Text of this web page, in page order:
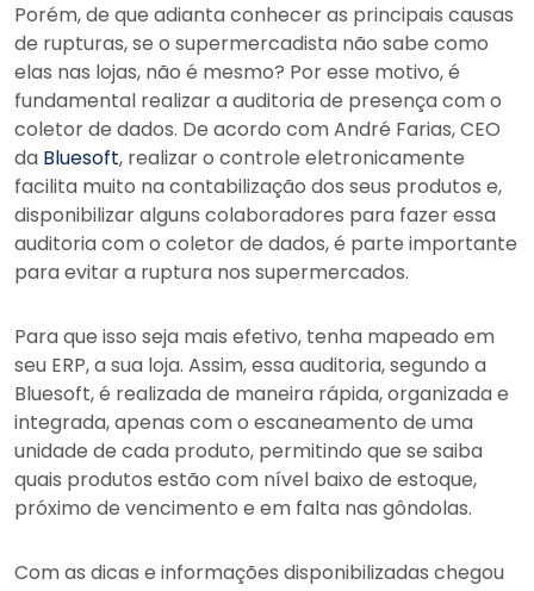
Porém, de que adianta conhecer as principais causas
de rupturas, se o supermercadista não sabe como
elas nas lojas, não é mesmo? Por esse motivo, é
fundamental realizar a auditoria de presença com o
coletor de dados. De acordo com André Farias, CEO
da Bluesoft, realizar o controle eletronicamente
facilita muito na contabilização dos seus produtos e,
disponibilizar alguns colaboradores para fazer essa
auditoria com o coletor de dados, é parte importante
para evitar a ruptura nos supermercados.
Para que isso seja mais efetivo, tenha mapeado em
seu ERP, a sua loja. Assim, essa auditoria, segundo a
Bluesoft, é realizada de maneira rápida, organizada e
integrada, apenas com o escaneamento de uma
unidade de cada produto, permitindo que se saiba
quais produtos estão com nível baixo de estoque,
próximo de vencimento e em falta nas gôndolas.
Com as dicas e informações disponibilizadas chegou